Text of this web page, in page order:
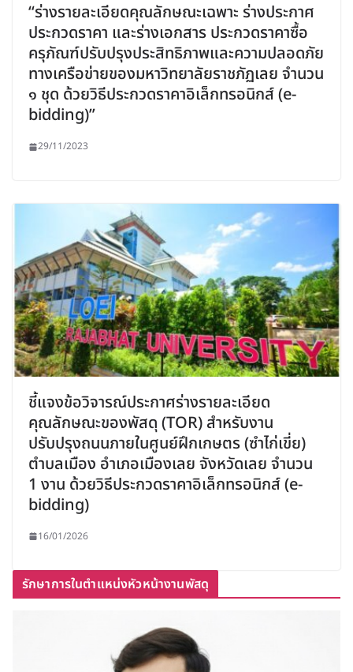
“ร่างรายละเอียดคุณลักษณะเฉพาะ ร่างประกาศ
ประกวดราคา และร่างเอกสาร ประกวดราคาซื้อ
ครุภัณฑ์ปรับปรุงประสิทธิภาพและความปลอดภัย
ทางเครือข่ายของมหาวิทยาลัยราชภัฏเลย จำนวน
๑ ชุด ด้วยวิธีประกวดราคาอิเล็กทรอนิกส์ (e-
bidding)”
29/11/2023
ชี้แจงข้อวิจารณ์ประกาศร่างรายละเอียด
คุณลักษณะของพัสดุ (TOR) สำหรับงาน
ปรับปรุงถนนภายในศูนย์ฝึกเกษตร (ซำไก่เขี่ย)
ตำบลเมือง อำเภอเมืองเลย จังหวัดเลย จำนวน
1 งาน ด้วยวิธีประกวดราคาอิเล็กทรอนิกส์ (e-
bidding)
16/01/2026
รักษาการในตำแหน่งหัวหน้างานพัสดุ